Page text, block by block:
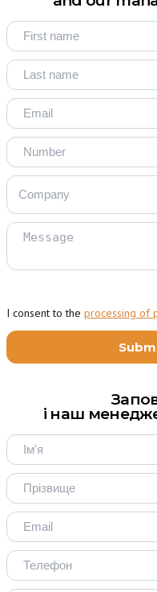
I consent to the processing of
і наш